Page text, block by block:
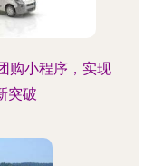
购小程序，实现
突破